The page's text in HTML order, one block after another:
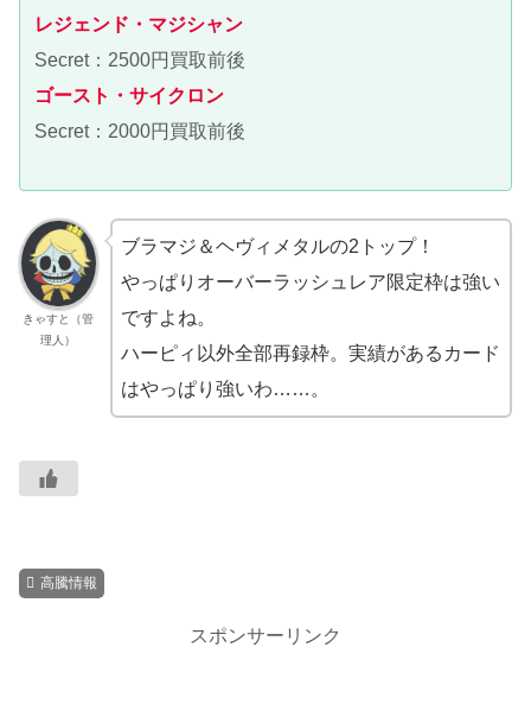
レジェンド・マジシャン
Secret：2500円買取前後
ゴースト・サイクロン
Secret：2000円買取前後
きゃすと（管
理人）
ブラマジ＆ヘヴィメタルの2トップ！
やっぱりオーバーラッシュレア限定枠は強い
ですよね。
ハーピィ以外全部再録枠。実績があるカード
はやっぱり強いわ……。
高騰情報
スポンサーリンク